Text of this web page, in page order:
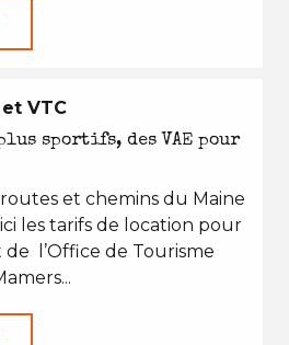
VTC
sportifs, des VAE pour
et chemins du Maine
les tarifs de location pour
l’Office de Tourisme